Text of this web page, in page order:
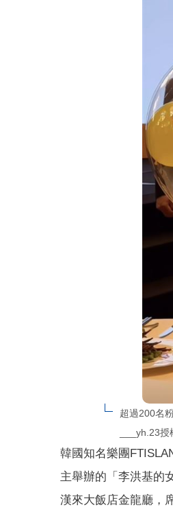
超過200名
___yh.23
韓國知名樂團
主舉辦的「李洪基的
漢來大飯店金龍廳，